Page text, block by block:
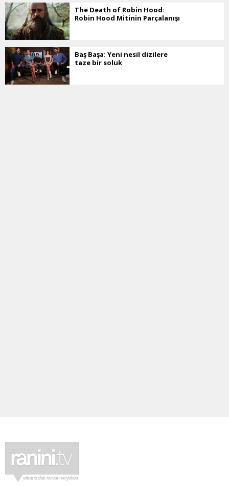
The Death of Robin Hood:
Robin Hood Mitinin Parçalanışı
Baş Başa: Yeni nesil dizilere
taze bir soluk